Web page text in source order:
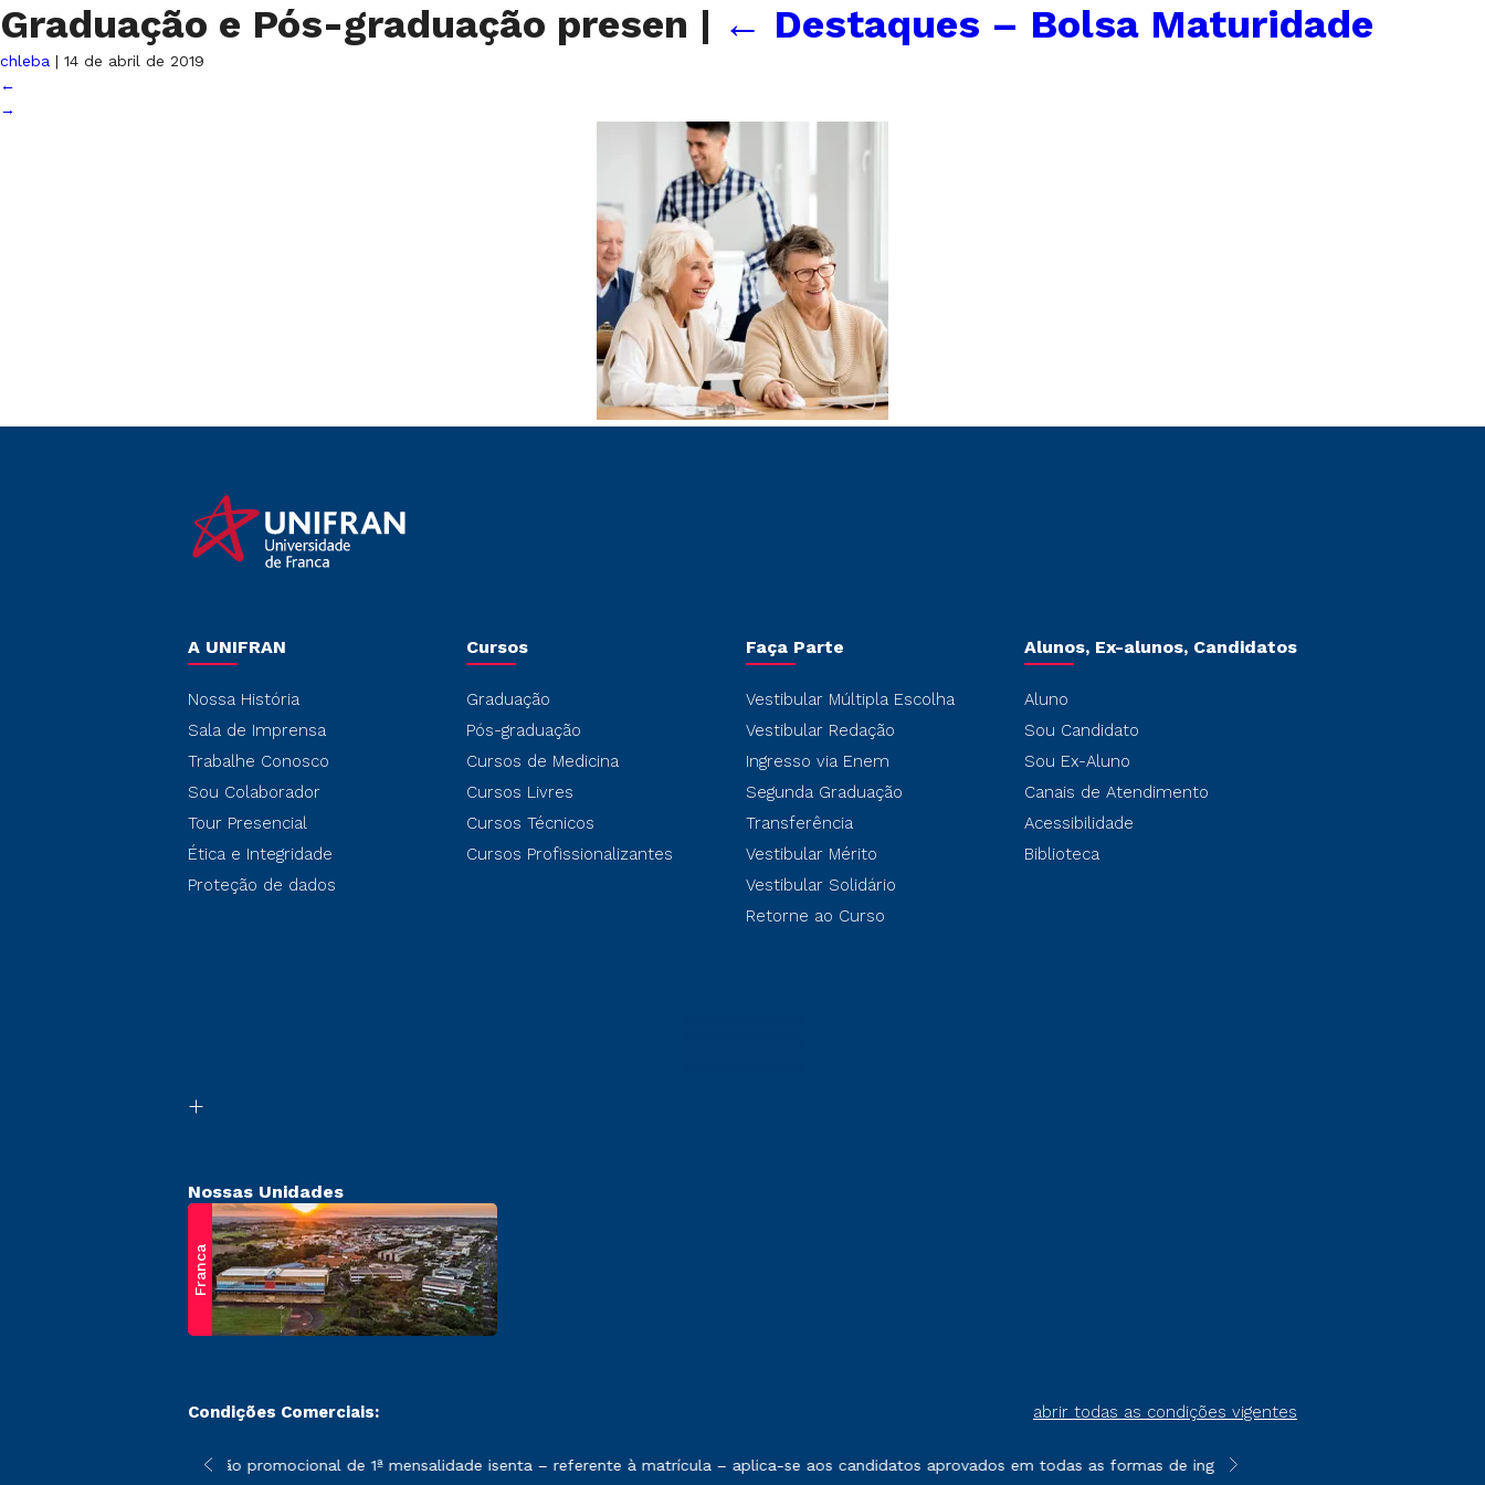
Graduação e Pós-graduação presen | ← Destaques – Bolsa Maturidade
chleba | 14 de abril de 2019
←
→
A UNIFRAN
Nossa História
Sala de Imprensa
Trabalhe Conosco
Sou Colaborador
Tour Presencial
Ética e Integridade
Proteção de dados
Cursos
Graduação
Pós-graduação
Cursos de Medicina
Cursos Livres
Cursos Técnicos
Cursos Profissionalizantes
Faça Parte
Vestibular Múltipla Escolha
Vestibular Redação
Ingresso via Enem
Segunda Graduação
Transferência
Vestibular Mérito
Vestibular Solidário
Retorne ao Curso
Alunos, Ex-alunos, Candidatos
Aluno
Sou Candidato
Sou Ex-Aluno
Canais de Atendimento
Acessibilidade
Biblioteca
Nossas Unidades
Franca
Condições Comerciais: abrir todas as condições vigentes
sofrer alterações nos períodos de rematrícula conforme exposto no contrato de prestação de serviços
*A condição promocional de 1ª mensalidade isenta – referente à matrícula – aplica-se aos candidatos aprovados em todas as formas de ingresso, exceto na prova on-line
**Semipresencial é um formato do